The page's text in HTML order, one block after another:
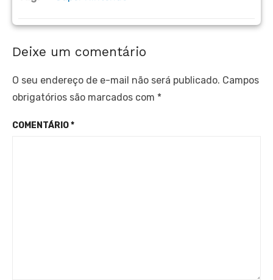
Deixe um comentário
O seu endereço de e-mail não será publicado. Campos
obrigatórios são marcados com *
COMENTÁRIO*